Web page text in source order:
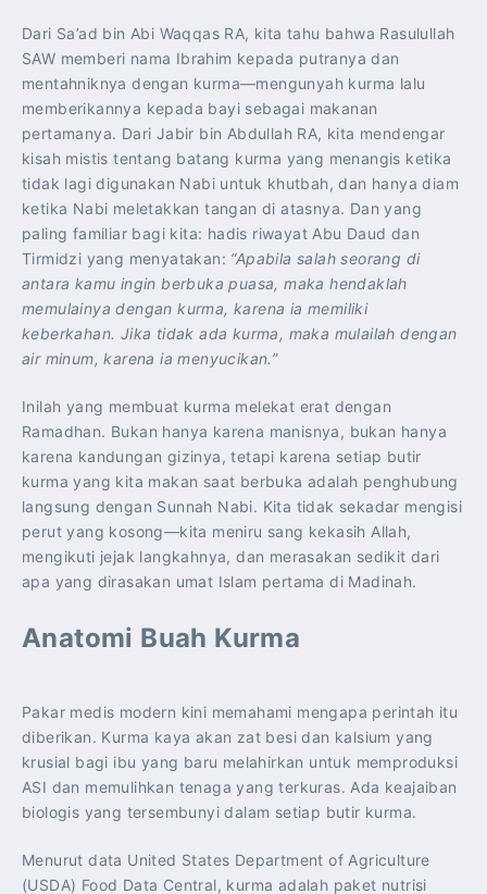
Dari Sa’ad bin Abi Waqqas RA, kita tahu bahwa Rasulullah
SAW memberi nama Ibrahim kepada putranya dan
mentahniknya dengan kurma—mengunyah kurma lalu
memberikannya kepada bayi sebagai makanan
pertamanya. Dari Jabir bin Abdullah RA, kita mendengar
kisah mistis tentang batang kurma yang menangis ketika
tidak lagi digunakan Nabi untuk khutbah, dan hanya diam
ketika Nabi meletakkan tangan di atasnya. Dan yang
paling familiar bagi kita: hadis riwayat Abu Daud dan
Tirmidzi yang menyatakan: “Apabila salah seorang di
antara kamu ingin berbuka puasa, maka hendaklah
memulainya dengan kurma, karena ia memiliki
keberkahan. Jika tidak ada kurma, maka mulailah dengan
air minum, karena ia menyucikan.”
Inilah yang membuat kurma melekat erat dengan
Ramadhan. Bukan hanya karena manisnya, bukan hanya
karena kandungan gizinya, tetapi karena setiap butir
kurma yang kita makan saat berbuka adalah penghubung
langsung dengan Sunnah Nabi. Kita tidak sekadar mengisi
perut yang kosong—kita meniru sang kekasih Allah,
mengikuti jejak langkahnya, dan merasakan sedikit dari
apa yang dirasakan umat Islam pertama di Madinah.
Anatomi Buah Kurma
Pakar medis modern kini memahami mengapa perintah itu
diberikan. Kurma kaya akan zat besi dan kalsium yang
krusial bagi ibu yang baru melahirkan untuk memproduksi
ASI dan memulihkan tenaga yang terkuras. Ada keajaiban
biologis yang tersembunyi dalam setiap butir kurma.
Menurut data United States Department of Agriculture
(USDA) Food Data Central, kurma adalah paket nutrisi